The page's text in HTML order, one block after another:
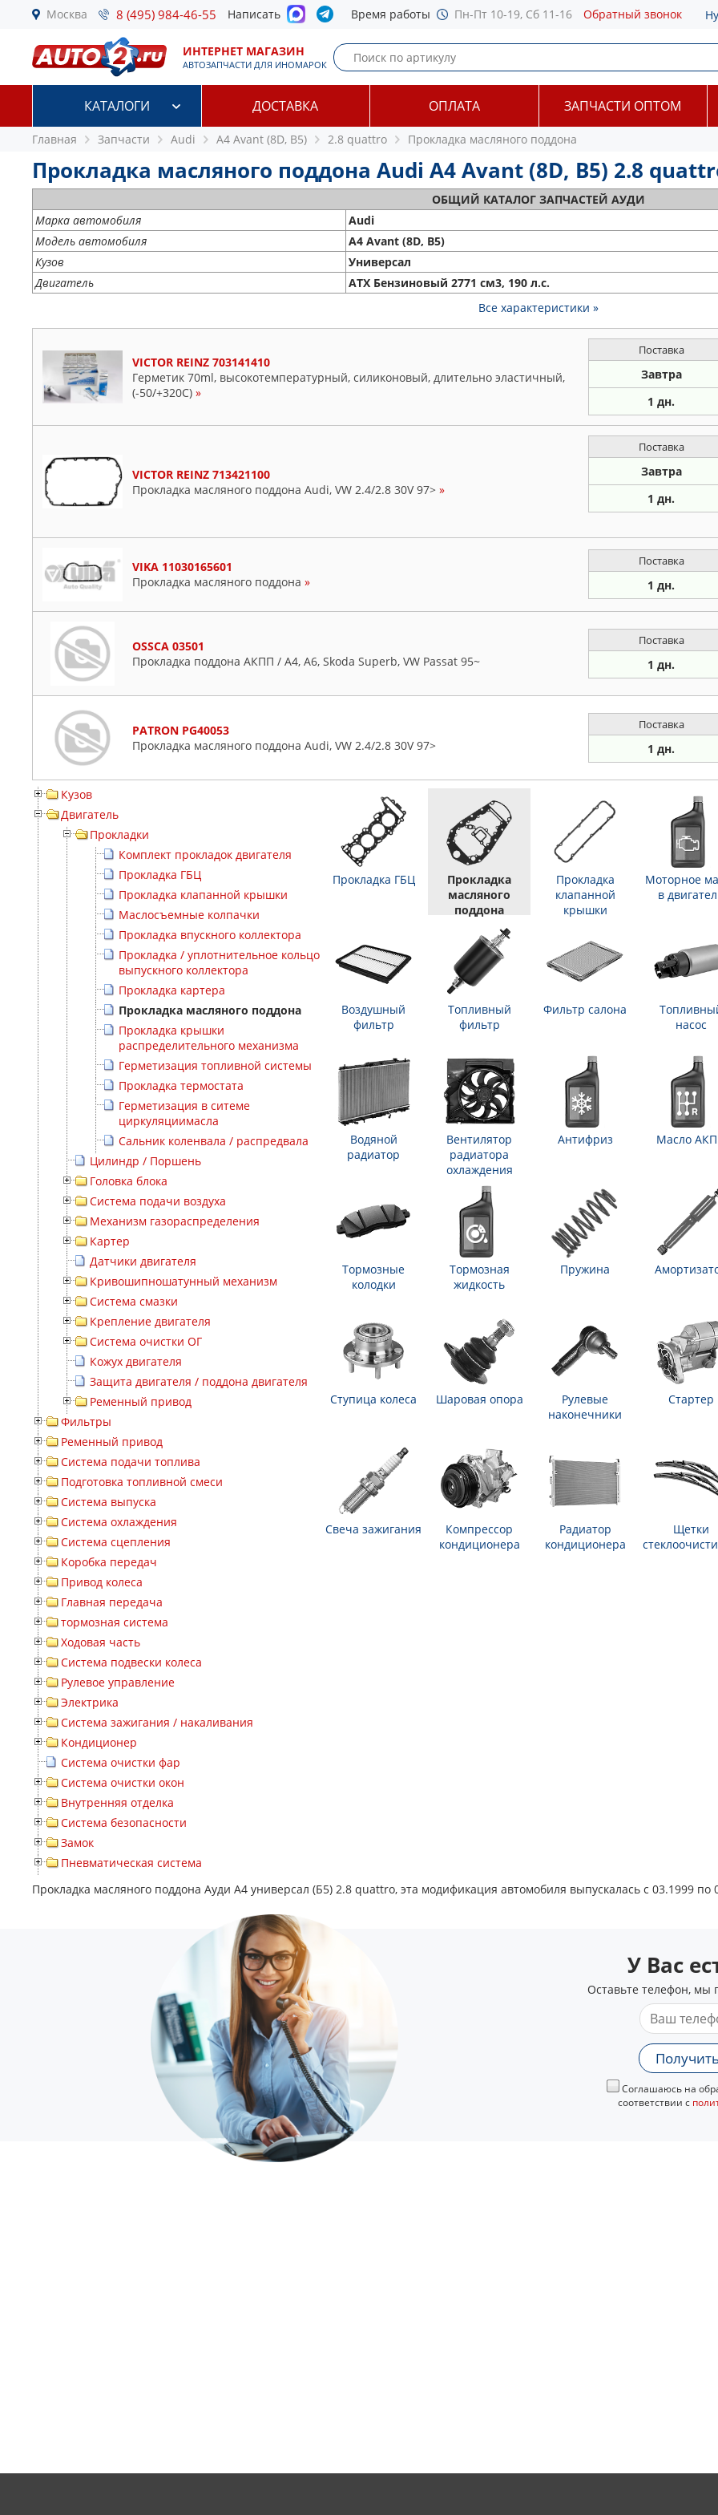
Москва 8 (495) 984-46-55 Написать Время работы Пн-Пт 10-19, Сб 11-16 Обратный звонок
ИНТЕРНЕТ МАГАЗИН
АВТОЗАПЧАСТИ ДЛЯ ИНОМАРОК
КАТАЛОГИ ДОСТАВКА ОПЛАТА ЗАПЧАСТИ ОПТОМ
Главная Запчасти Audi A4 Avant (8D, B5) 2.8 quattro Прокладка масляного поддона
Прокладка масляного поддона Audi A4 Avant (8D, B5) 2.8
ОБЩИЙ КАТАЛОГ ЗАПЧАСТЕЙ АУДИ
Марка автомобиля
Audi
Модель автомобиля
A4 Avant (8D, B5)
Кузов
Универсал
Двигатель
ATX Бензиновый 2771 см3, 190 л.с.
Все характеристики »
VICTOR REINZ 703141410
Герметик 70ml, высокотемпературный, силиконовый, длительно эластичный,
(-50/+320C) »
Поставка
Завтра
1 дн.
VICTOR REINZ 713421100
Прокладка масляного поддона Audi, VW 2.4/2.8 30V 97> »
Поставка
Завтра
1 дн.
VIKA 11030165601
Прокладка масляного поддона »
Поставка
1 дн.
OSSCA 03501
Прокладка поддона АКПП / A4, A6, Skoda Superb, VW Passat 95~
Поставка
1 дн.
PATRON PG40053
Прокладка масляного поддона Audi, VW 2.4/2.8 30V 97>
Поставка
1 дн.
Кузов
Двигатель
Прокладки
Комплект прокладок двигателя
Прокладка ГБЦ
Прокладка клапанной крышки
Маслосъемные колпачки
Прокладка впускного коллектора
Прокладка / уплотнительное кольцо
выпускного коллектора
Прокладка картера
Прокладка масляного поддона
Прокладка крышки
распределительного механизма
Герметизация топливной системы
Прокладка термостата
Герметизация в ситеме
циркуляциимасла
Сальник коленвала / распредвала
Цилиндр / Поршень
Головка блока
Система подачи воздуха
Механизм газораспределения
Картер
Датчики двигателя
Кривошипношатунный механизм
Система смазки
Крепление двигателя
Система очистки ОГ
Кожух двигателя
Защита двигателя / поддона двигателя
Ременный привод
Фильтры
Ременный привод
Система подачи топлива
Подготовка топливной смеси
Система выпуска
Система охлаждения
Система сцепления
Коробка передач
Привод колеса
Главная передача
тормозная система
Ходовая часть
Система подвески колеса
Рулевое управление
Электрика
Система зажигания / накаливания
Кондиционер
Система очистки фар
Система очистки окон
Внутренняя отделка
Система безопасности
Замок
Пневматическая система
Прокладка ГБЦ
Прокладка
масляного
поддона
Прокладка
клапанной
крышки
Моторное
в
Воздушный
фильтр
Топливный
фильтр
Фильтр салона
насос
Водяной
радиатор
Вентилятор
радиатора
охлаждения
Антифриз Масло
Тормозные
колодки
Тормозная
жидкость
Пружина
Ступица колеса Шаровая опора
Рулевые
наконечники
Стартер
Свеча зажигания
Компрессор
кондиционера
Радиатор
кондиционера
Щетки
Прокладка масляного поддона Ауди А4 универсал (Б5) 2.8 quattro, эта модификация автомобиля выпускалась с 03.1999 по
У Вас
Оставьте телефон, мы
Соглашаюсь на
соответствии с